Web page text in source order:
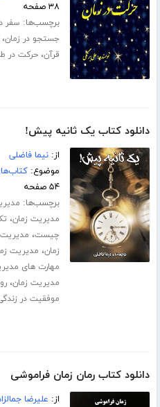
۳۸ صفحه
برچسب‌ها: سفر
جستجو در زمان
قرآن،حرکت در
دانلود کتاب یک ثانیه پیش!
از:نیما فاضلی
موضوع:
۵۴ صفحه
برچسب‌ها:
مدیریت زمان،
چیست، مدیریت
زمان، مدیریت
مهارت های
مدیریت زمان،
موفقیت در
دانلود کتاب رمان زمان فراموشی
از: علیرضا